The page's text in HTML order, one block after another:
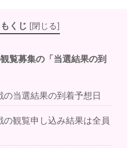
もくじ [閉じる]
覧募集の「当選結果の到
の当選結果の到着予想日
の観覧申し込み結果は全員